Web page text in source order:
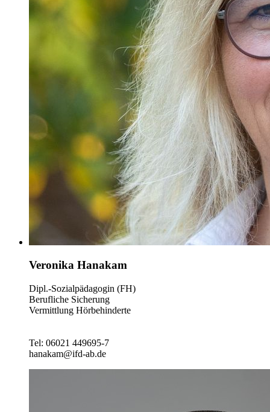
Veronika Hanakam
Dipl.-Sozialpädagogin (FH)
Berufliche Sicherung
Vermittlung Hörbehinderte
Tel: 06021 449695-7
hanakam@ifd-ab.de